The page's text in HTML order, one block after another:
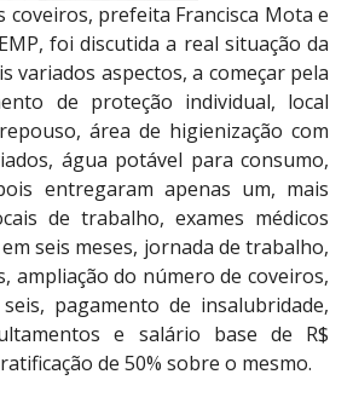
coveiros, prefeita Francisca Mota e
foi discutida a real situação da
variados aspectos, a começar pela
de proteção individual, local
área de higienização com
água potável para consumo,
entregaram apenas um, mais
de trabalho, exames médicos
seis meses, jornada de trabalho,
ampliação do número de coveiros,
pagamento de insalubridade,
e salário base de R$
de 50% sobre o mesmo.